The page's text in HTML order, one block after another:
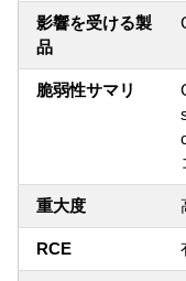
影響を受ける製
品
脆弱性サマリ
重大度
RCE